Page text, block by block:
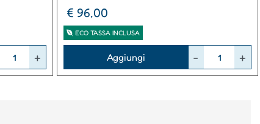
€ 96,00
ECO TASSA INCLUSA
Aggiungi